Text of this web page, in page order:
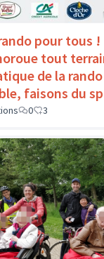
pour tous !
tout
de la
faisons du
0 3